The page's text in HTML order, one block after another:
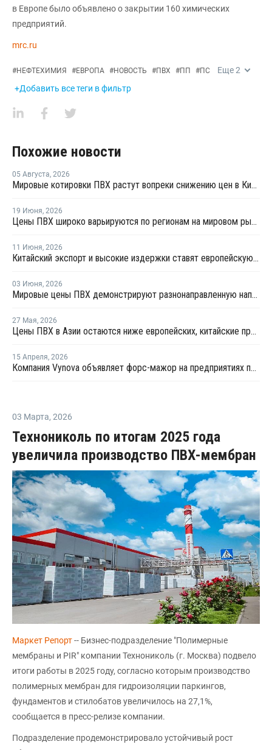
в Европе было объявлено о закрытии 160 химических
предприятий.
mrc.ru
#НЕФТЕХИМИЯ #ЕВРОПА #НОВОСТЬ #ПВХ #ПП #ПС Еще2
+Добавить все теги в фильтр
Похожие новости
05 Августа, 2026
Мировые котировки ПВХ растут вопреки снижению цен в Китае
19 Июня, 2026
Цены ПВХ широко варьируются по регионам на мировом рынке
11 Июня, 2026
Китайский экспорт и высокие издержки ставят европейскую индустрию ПВХ на грань выживания
03 Июня, 2026
Мировые цены ПВХ демонстрируют разнонаправленную направленность
27 Мая, 2026
Цены ПВХ в Азии остаются ниже европейских, китайские производители сохраняют агрессивные предложения
15 Апреля, 2026
Компания Vynova объявляет форс-мажор на предприятиях по производству ПВХ во Франции и Германии
03 Марта, 2026
Технониколь по итогам 2025 года
увеличила производство ПВХ-мембран
Маркет Репорт-- Бизнес-подразделение "Полимерные
мембраны и PIR" компании Технониколь (г. Москва) подвело
итоги работы в 2025 году, согласно которым производство
полимерных мембран для гидроизоляции паркингов,
фундаментов и стилобатов увеличилось на 27,1%,
сообщается в пресс-релизе компании.
Подразделение продемонстрировало устойчивый рост